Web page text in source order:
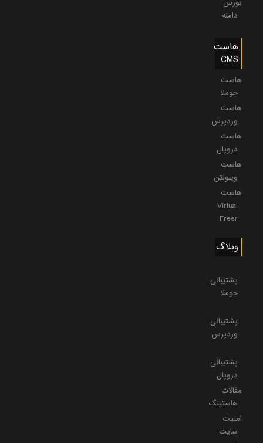
بورس
دامنه
هاست
CMS
هاست
جوملا
هاست
وردپرس
هاست
دروپال
هاست
ویبولتن
هاست
Virtual
Freer
وبلاگ
پشتیبانی
جوملا
پشتیبانی
وردپرس
پشتیبانی
دروپال
مقالات
هاستینگ
امنیت
سایت